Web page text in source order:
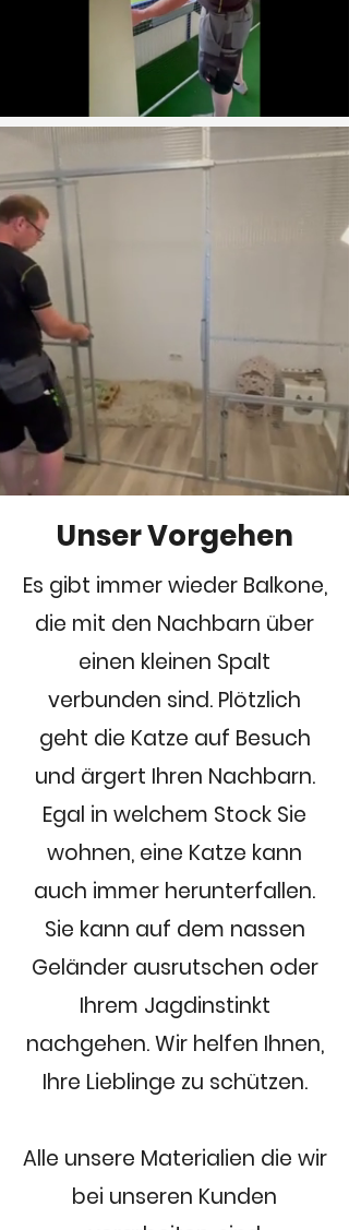
Unser Vorgehen
Es gibt immer wieder Balkone,
die mit den Nachbarn über
einen kleinen Spalt
verbunden sind. Plötzlich
geht die Katze auf Besuch
und ärgert Ihren Nachbarn.
Egal in welchem Stock Sie
wohnen, eine Katze kann
auch immer herunterfallen.
Sie kann auf dem nassen
Geländer ausrutschen oder
Ihrem Jagdinstinkt
nachgehen. Wir helfen Ihnen,
Ihre Lieblinge zu schützen.
Alle unsere Materialien die wir
bei unseren Kunden